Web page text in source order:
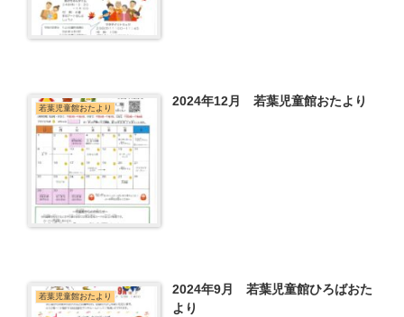
若葉児童館おたより 2024年12月 若葉児童館おたより
若葉児童館おたより
2024年9月 若葉児童館ひろばおた
より